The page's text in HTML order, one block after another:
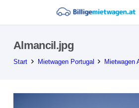
Almancil.jpg
Start Mietwagen Portugal Mietwagen